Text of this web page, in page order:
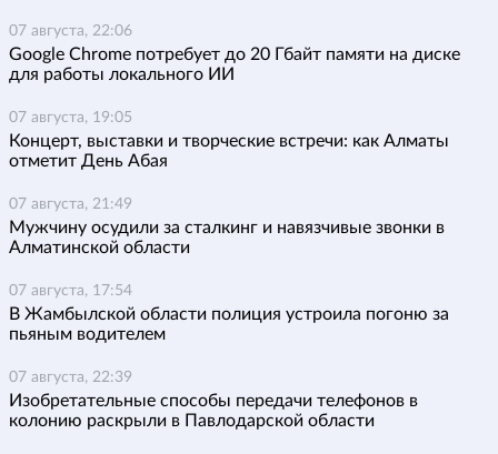
07 августа, 22:06
Google Chrome потребует до 20 Гбайт памяти на диске
для работы локального ИИ
07 августа, 19:05
Концерт, выставки и творческие встречи: как Алматы
отметит День Абая
07 августа, 21:49
Мужчину осудили за сталкинг и навязчивые звонки в
Алматинской области
07 августа, 17:54
В Жамбылской области полиция устроила погоню за
пьяным водителем
07 августа, 22:39
Изобретательные способы передачи телефонов в
колонию раскрыли в Павлодарской области